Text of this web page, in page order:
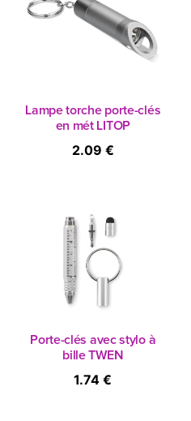
Lampe torche porte-clés
en mét LITOP
2.09 €
Porte-clés avec stylo à
bille TWEN
1.74 €